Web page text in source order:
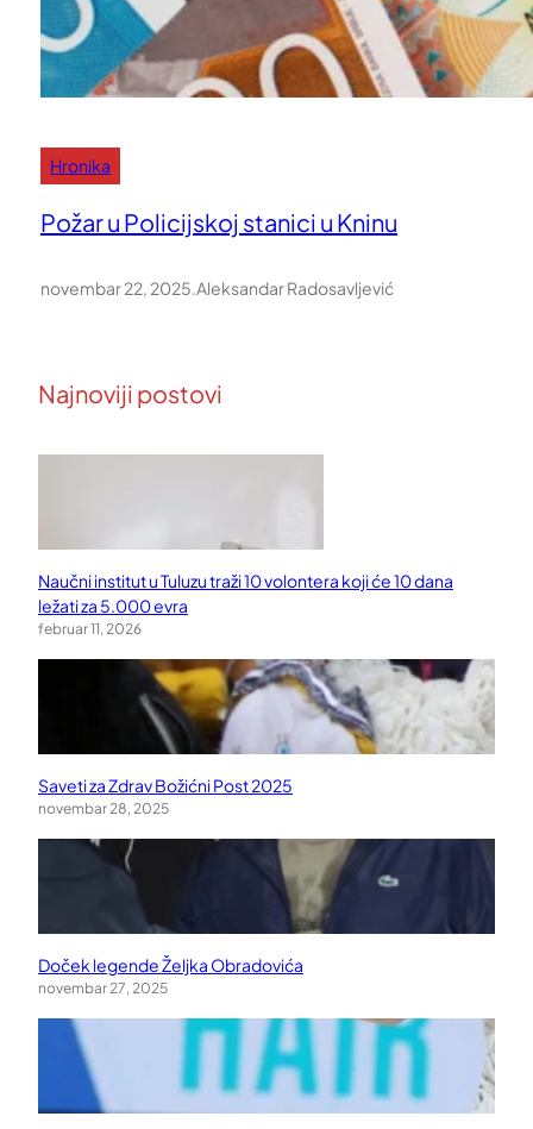
Hronika
Požar u Policijskoj stanici u Kninu
novembar 22, 2025.Aleksandar Radosavljević
Najnoviji postovi
Naučni institut u Tuluzu traži 10 volontera koji će 10 dana
ležati za 5.000 evra
februar 11, 2026
Saveti za Zdrav Božićni Post 2025
novembar 28, 2025
Doček legende Željka Obradovića
novembar 27, 2025